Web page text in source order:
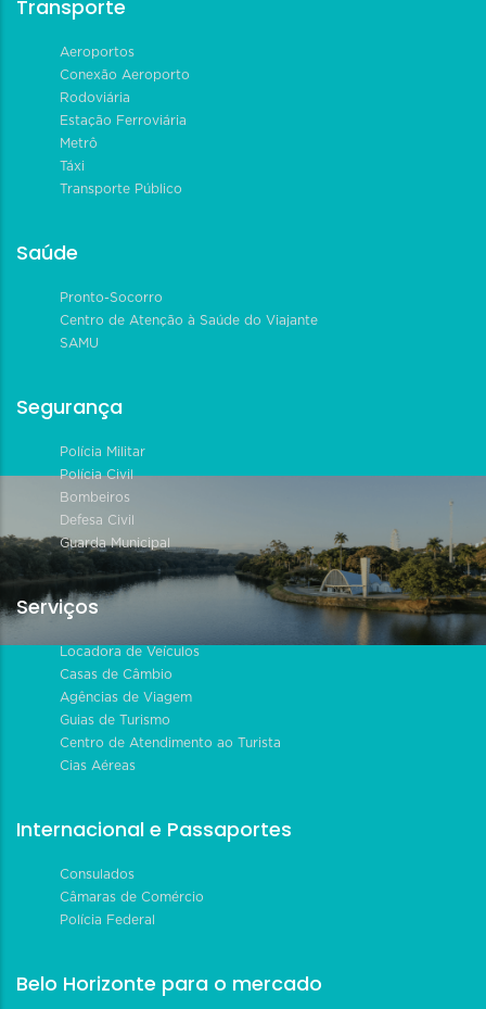
Transporte
Aeroportos
Conexão Aeroporto
Rodoviária
Estação Ferroviária
Metrô
Táxi
Transporte Público
Saúde
Pronto-Socorro
Centro de Atenção à Saúde do Viajante
SAMU
Segurança
Polícia Militar
Polícia Civil
Bombeiros
Defesa Civil
Guarda Municipal
Serviços
Locadora de Veículos
Casas de Câmbio
Agências de Viagem
Guias de Turismo
Centro de Atendimento ao Turista
Cias Aéreas
Internacional e Passaportes
Consulados
Câmaras de Comércio
Polícia Federal
Belo Horizonte para o mercado